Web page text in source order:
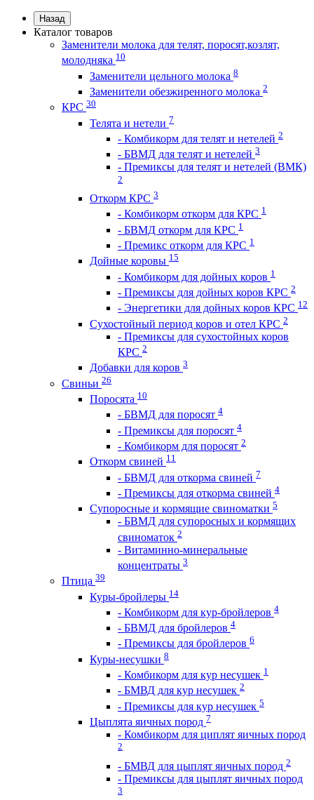
Назад
Каталог товаров
Заменители молока для телят, поросят,козлят,
молодняка 10
Заменители цельного молока 8
Заменители обезжиренного молока 2
КРС 30
Телята и нетели 7
- Комбикорм для телят и нетелей 2
- БВМД для телят и нетелей 3
- Премиксы для телят и нетелей (ВМК)
2
Откорм КРС 3
- Комбикорм откорм для КРС 1
- БВМД откорм для КРС 1
- Премикс откорм для КРС 1
Дойные коровы 15
- Комбикорм для дойных коров 1
- Премиксы для дойных коров КРС 2
- Энергетики для дойных коров КРС 12
Сухостойный период коров и отел КРС 2
- Премиксы для сухостойных коров
КРС 2
Добавки для коров 3
Свиньи 26
Поросята 10
- БВМД для поросят 4
- Премиксы для поросят 4
- Комбикорм для поросят 2
Откорм свиней 11
- БВМД для откорма свиней 7
- Премиксы для откорма свиней 4
Супоросные и кормящие свиноматки 5
- БВМД для супоросных и кормящих
свиноматок 2
- Витаминно-минеральные
концентраты 3
Птица 39
Куры-бройлеры 14
- Комбикорм для кур-бройлеров 4
- БВМД для бройлеров 4
- Премиксы для бройлеров 6
Куры-несушки 8
- Комбикорм для кур несушек 1
- БМВД для кур несушек 2
- Премиксы для кур несушек 5
Цыплята яичных пород 7
- Комбикорм для циплят яичных пород
2
- БМВД для цыплят яичных пород 2
- Премиксы для цыплят яичных пород
3